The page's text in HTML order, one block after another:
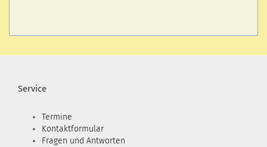
Service
Termine
Kontaktformular
Fragen und Antworten